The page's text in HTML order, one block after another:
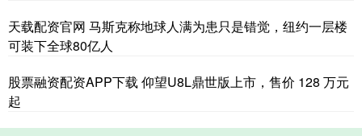
天载配资官网 马斯克称地球人满为患只是错觉，纽约一层楼
可装下全球80亿人
股票融资配资APP下载 仰望U8L鼎世版上市，售价 128 万元
起